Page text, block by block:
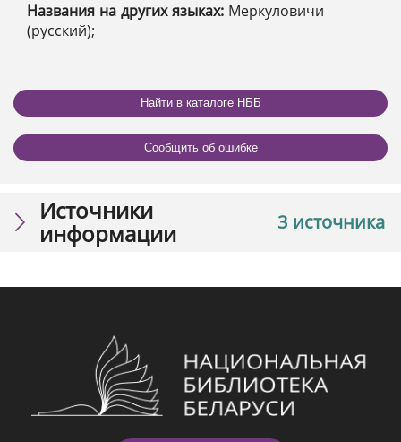
Названия на других языках: Меркуловичи
(русский);
Найти в каталоге НББ
Сообщить об ошибке
3 источника
Источники
информации